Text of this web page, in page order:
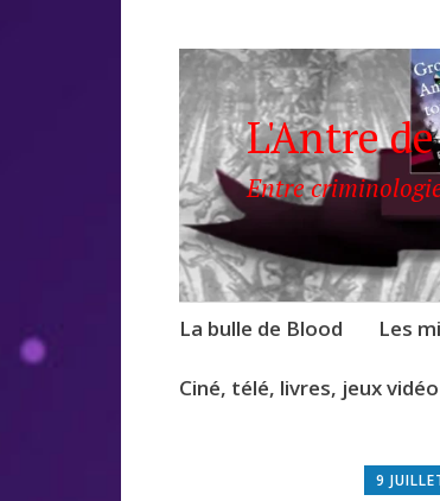
L'Antre
Entre
Accéder
contenu
La bulle de Blood Les
Ciné, télé, livres, jeux vidéo
9